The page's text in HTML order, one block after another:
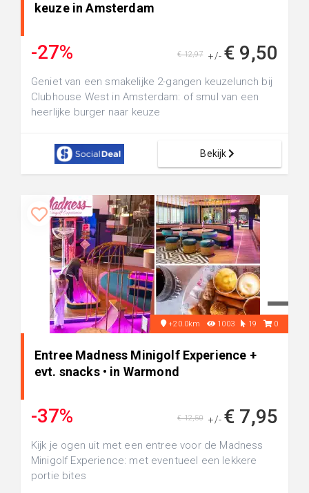
keuze in Amsterdam
-27% +/- € 9,50
€ 12,97
Geniet van een smakelijke 2-gangen keuzelunch bij
Clubhouse West in Amsterdam: of smul van een
heerlijke burger naar keuze
Bekijk
+20.0km 1003 19 0
Entree Madness Minigolf Experience +
evt. snacks • in Warmond
-37% +/- € 7,95
€ 12,50
Kijk je ogen uit met een entree voor de Madness
Minigolf Experience: met eventueel een lekkere
portie bites